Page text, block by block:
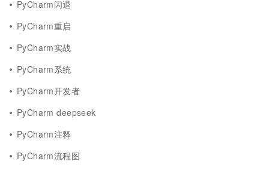
PyCharm闪退
PyCharm重启
PyCharm实战
PyCharm系统
PyCharm开发者
PyCharm deepseek
PyCharm注释
PyCharm流程图